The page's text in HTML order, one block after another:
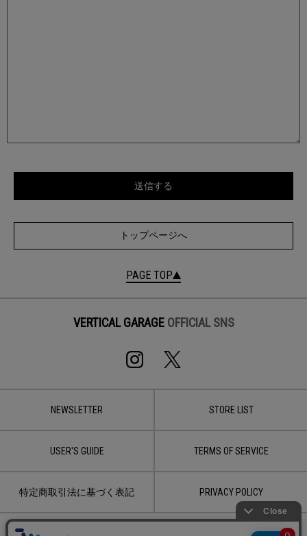
トップページへ
PAGE TOP
VERTICAL GARAGE OFFICIAL SNS
NEWSLETTER STORE LIST
USER'S GUIDE TERMS OF SERVICE
特定商取引法に基づく表記 PRIVACY POLICY